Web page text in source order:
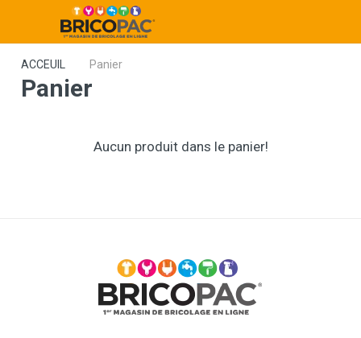
ACCEUIL Panier
Panier
Aucun produit dans le panier!